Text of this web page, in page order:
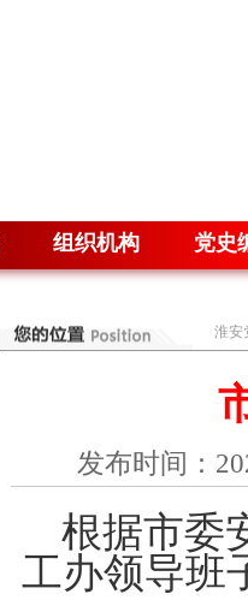
组织机构 党史
淮安
发布时间：
根据市委
工办领导班